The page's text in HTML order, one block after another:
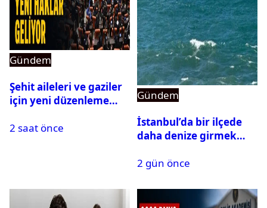
Gündem
Şehit aileleri ve gaziler
için yeni düzenleme
2 saat önce
Gündem
İstanbul’da bir ilçede
daha denize girmek
2 gün önce